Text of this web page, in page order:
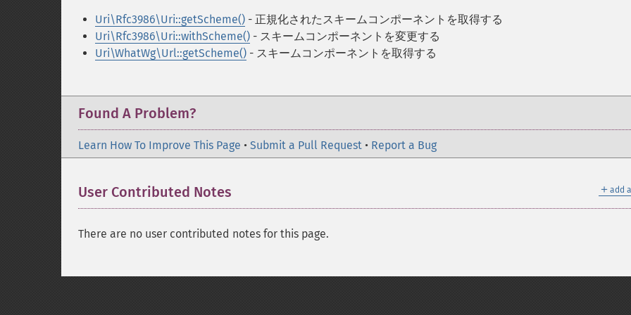
Uri\Rfc3986\Uri::getScheme() - 正規化されたスキームコンポーネントを取得する
Uri\Rfc3986\Uri::withScheme() - スキームコンポーネントを変更する
Uri\WhatWg\Url::getScheme() - スキームコンポーネントを取得する
Found A Problem?
Learn How To Improve This Page • Submit a Pull Request • Report a Bug
＋ add
User Contributed Notes
There are no user contributed notes for this page.